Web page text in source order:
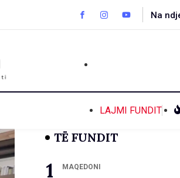
Na
LAJMI FUNDIT
TË FUNDIT
MAQEDONI